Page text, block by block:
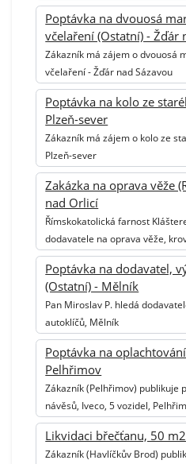
Poptávka na dvouosá
včelaření (Ostatní) - Žďár
Zákazník má zájem o dvouosá
včelaření - Žďár nad Sázavou
Poptávka na kolo ze
Plzeň-sever
Zákazník má zájem o kolo ze
Plzeň-sever
Zakázka na oprava věže
nad Orlicí
Římskokatolická farnost
dodavatele na oprava věže,
Poptávka na dodavatel,
(Ostatní) - Mělník
Pan Miroslav P. hledá
autoklíčů, Mělník
Poptávka na
Pelhřimov
Zákazník (Pelhřimov) publikuje
návěsů, Iveco, 5 vozidel,
Likvidaci břečťanu, 50 m2
Zákazník (Havlíčkův Brod)